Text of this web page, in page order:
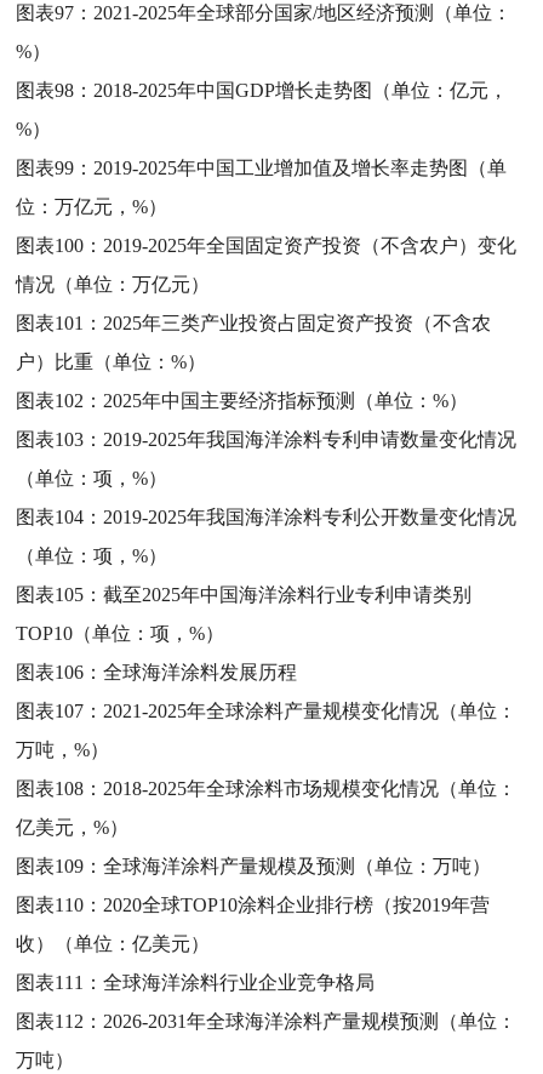
图表97： 2021-2025年全球部分国家/地区经济预测（单位：
%）
图表98： 2018-2025年中国GDP增长走势图（单位：亿元，
%）
图表99： 2019-2025年中国工业增加值及增长率走势图（单
位：万亿元，%）
图表100： 2019-2025年全国固定资产投资（不含农户）变化
情况（单位：万亿元）
图表101： 2025年三类产业投资占固定资产投资（不含农
户）比重（单位：%）
图表102： 2025年中国主要经济指标预测（单位：%）
图表103： 2019-2025年我国海洋涂料专利申请数量变化情况
（单位：项，%）
图表104： 2019-2025年我国海洋涂料专利公开数量变化情况
（单位：项，%）
图表105：截至2025年中国海洋涂料行业专利申请类别
TOP10（单位：项，%）
图表106：全球海洋涂料发展历程
图表107： 2021-2025年全球涂料产量规模变化情况（单位：
万吨，%）
图表108： 2018-2025年全球涂料市场规模变化情况（单位：
亿美元，%）
图表109：全球海洋涂料产量规模及预测（单位：万吨）
图表110： 2020全球TOP10涂料企业排行榜（按2019年营
收）（单位：亿美元）
图表111：全球海洋涂料行业企业竞争格局
图表112： 2026-2031年全球海洋涂料产量规模预测（单位：
万吨）